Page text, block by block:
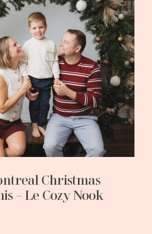
Christmas
– Le Cozy Nook